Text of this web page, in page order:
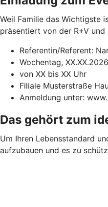
Weil Familie das Wichtigste
präsentiert von der R+V und
Referentin/Referent:
Wochentag, XX.XX.2026
von XX bis XX Uhr
Filiale Musterstraße
Anmeldung unter:
Das gehört zum
Um Ihren Lebensstandard
aufzubauen und es zu